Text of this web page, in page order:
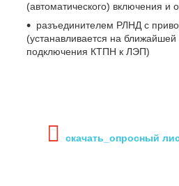
(автоматического) включения и
разъединителем РЛНД с
(устанавливается на
подключения КТПН к ЛЭП)
скачать_опросный